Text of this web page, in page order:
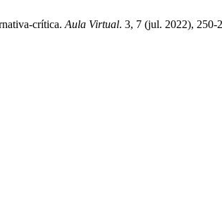
crítica. Aula Virtual. 3, 7 (jul. 2022), 250-